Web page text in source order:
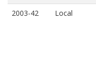
2003-42 Local